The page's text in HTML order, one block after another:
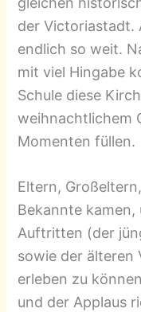
der Victoriastadt.
endlich so weit.
mit viel Hingabe
Schule diese
weihnachtlichem
Momenten füllen.
Eltern,
Bekannte kamen,
Auftritten (der
sowie der älteren
erleben zu
und der Applaus